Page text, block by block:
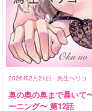
2026年2月21日 鳥生ヘリコ
奥の奥の奥まで暴いて
ーニング〜 第12話